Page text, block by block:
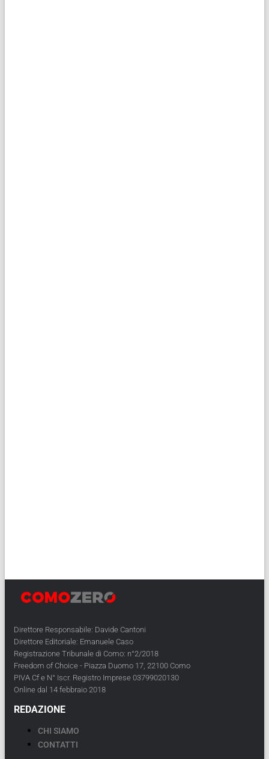
Direttore Responsabile: Davide Cantoni
Direttore Editoriale: Emanuele Caso
Registrazione Tribunale di Como: n°2/2018
Freedom of Choice - Piazza Duomo 17, 22100 Como
PIVA Cf e N° Iscr. Registro Imprese 03799020130
Online dal 14 febbraio 2018
REDAZIONE
CHI SIAMO
CONTATTI